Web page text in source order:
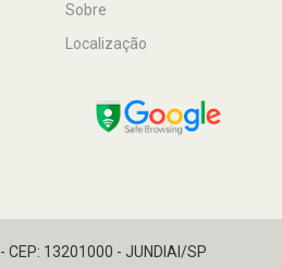
Sobre
Localização
CEP: 13201000 - JUNDIAI/SP